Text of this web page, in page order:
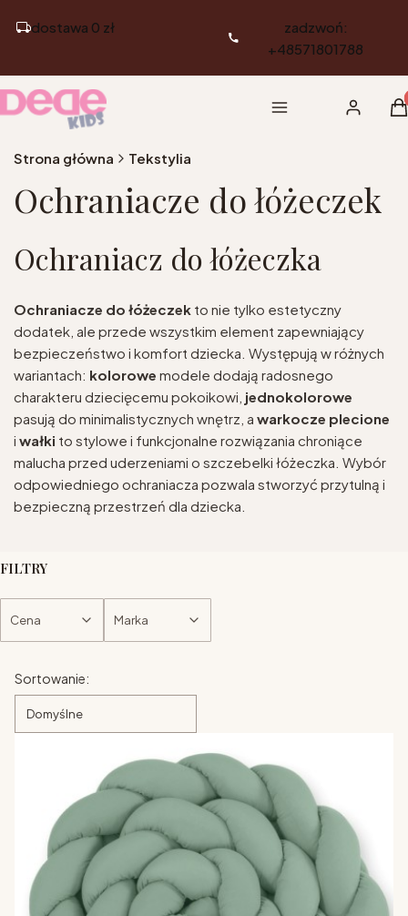
dostawa 0 zł
zadzwoń:
+48571801788
Menu Zaloguj się
Strona główna Tekstylia
Ochraniacze do łóżeczek
Ochraniacz do łóżeczka
Ochraniacze do łóżeczek to nie tylko estetyczny
dodatek, ale przede wszystkim element zapewniający
bezpieczeństwo i komfort dziecka. Występują w różnych
wariantach: kolorowe modele dodają radosnego
charakteru dziecięcemu pokoikowi, jednokolorowe
pasują do minimalistycznych wnętrz, a warkocze plecione
i wałki to stylowe i funkcjonalne rozwiązania chroniące
malucha przed uderzeniami o szczebelki łóżeczka. Wybór
odpowiedniego ochraniacza pozwala stworzyć przytulną i
bezpieczną przestrzeń dla dziecka.
FILTRY
Cena Marka
Lista produktów
Sortowanie:
Domyślne